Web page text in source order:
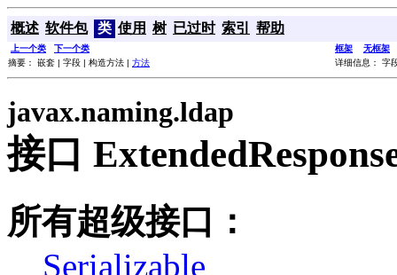
概述 软件包 类 使用 树 已过时 索引 帮助
上一个类 下一个类 框架
无框架
摘要： 嵌套 | 字段 | 构造方法 | 方法 详细信息： 字
javax.naming.ldap
接口
所有超级接口：
Serializable